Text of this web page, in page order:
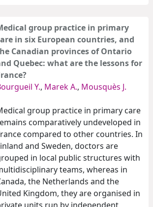
group practice in primary
in six European countries, and
Canadian provinces of Ontario
Quebec: what are the lessons for
Y., Marek A., Mousquès J.
group practice in primary care
comparatively undeveloped in
compared to other countries. In
and Sweden, doctors are
in local public structures with
teams, whereas in
the Netherlands and the
Kingdom, they are organised in